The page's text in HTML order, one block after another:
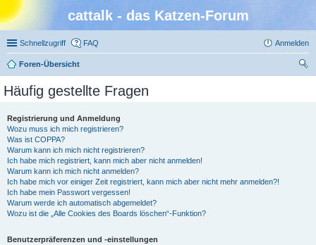
cattalk - das Katzen-Forum
Schnellzugriff FAQ Anmelden
Foren-Übersicht
Häufig gestellte Fragen
Registrierung und Anmeldung
Wozu muss ich mich registrieren?
Was ist COPPA?
Warum kann ich mich nicht registrieren?
Ich habe mich registriert, kann mich aber nicht anmelden!
Warum kann ich mich nicht anmelden?
Ich habe mich vor einiger Zeit registriert, kann mich aber nicht mehr anmelden?!
Ich habe mein Passwort vergessen!
Warum werde ich automatisch abgemeldet?
Wozu ist die „Alle Cookies des Boards löschen“-Funktion?
Benutzerpräferenzen und -einstellungen